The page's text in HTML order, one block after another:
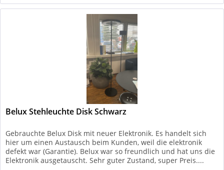
Belux Stehleuchte Disk Schwarz
Gebrauchte Belux Disk mit neuer Elektronik. Es handelt sich
hier um einen Austausch beim Kunden, weil die elektronik
defekt war (Garantie). Belux war so freundlich und hat uns die
Elektronik ausgetauscht. Sehr guter Zustand, super Preis....